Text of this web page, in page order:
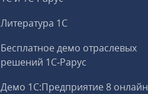
Литература 1С
Бесплатное демо отраслевых
решений 1С‑Рарус
Демо 1С:Предприятие 8 онлайн